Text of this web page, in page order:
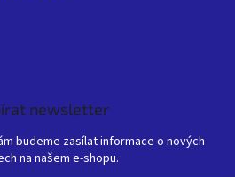
newsletter
budeme zasílat informace o nových
na našem e-shopu.